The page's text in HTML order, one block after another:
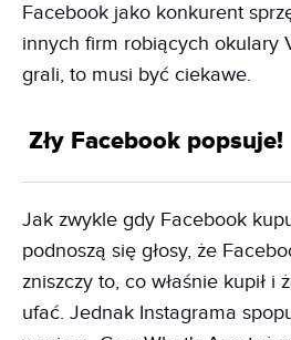
Facebook jako konkurent
innych firm robiących okulary
grali, to musi być ciekawe.
Zły Facebook popsuje!
Jak zwykle gdy Facebook
podnoszą się głosy, że
zniszczy to, co właśnie kupił i
ufać. Jednak Instagrama